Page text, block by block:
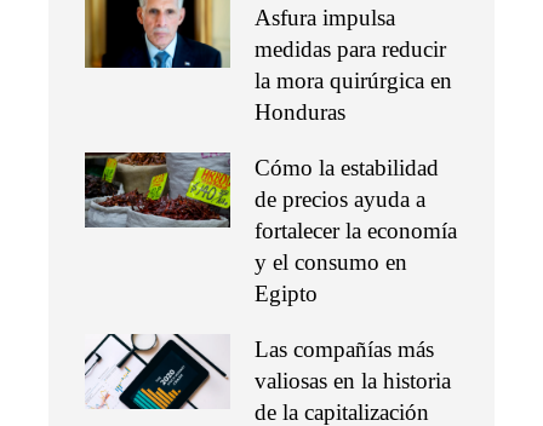
Asfura impulsa
medidas para reducir
la mora quirúrgica en
Honduras
Cómo la estabilidad
de precios ayuda a
fortalecer la economía
y el consumo en
Egipto
Las compañías más
valiosas en la historia
de la capitalización